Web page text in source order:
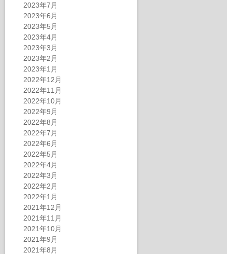
2023年7月
2023年6月
2023年5月
2023年4月
2023年3月
2023年2月
2023年1月
2022年12月
2022年11月
2022年10月
2022年9月
2022年8月
2022年7月
2022年6月
2022年5月
2022年4月
2022年3月
2022年2月
2022年1月
2021年12月
2021年11月
2021年10月
2021年9月
2021年8月